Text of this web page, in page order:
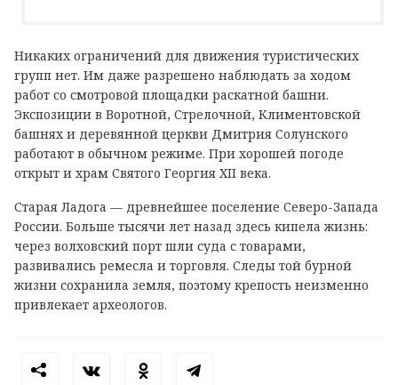
Никаких ограничений для движения туристических
групп нет. Им даже разрешено наблюдать за ходом
работ со смотровой площадки раскатной башни.
Экспозиции в Воротной, Стрелочной, Климентовской
башнях и деревянной церкви Дмитрия Солунского
работают в обычном режиме. При хорошей погоде
открыт и храм Святого Георгия XII века.
Старая Ладога — древнейшее поселение Северо-Запада
России. Больше тысячи лет назад здесь кипела жизнь:
через волховский порт шли суда с товарами,
развивались ремесла и торговля. Следы той бурной
жизни сохранила земля, поэтому крепость неизменно
привлекает археологов.